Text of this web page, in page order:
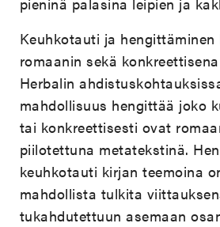
Keuhkotauti ja hengittäminen
romaanin sekä
Herbalin
mahdollisuus hengittää joko
tai konkreettisesti ovat
piilotettuna metatekstinä.
keuhkotauti kirjan teemoina
mahdollista tulkita
tukahdutettuun asemaan